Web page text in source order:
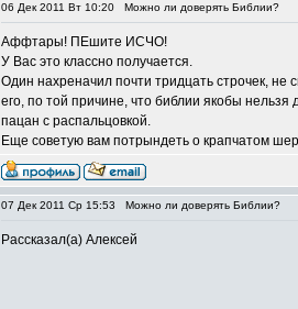
06 Дек 2011 Вт 10:20 Можно ли доверять Библии?
Аффтары! ПЕшите ИСЧО!
У Вас это классно получается.
Один нахреначил почти тридцать строчек, не
его, по той причине, что библии якобы
пацан с распальцовкой.
Еще советую вам потрындеть о крапчатом
07 Дек 2011 Ср 15:53 Можно ли доверять Библии?
Рассказал(а) Алексей